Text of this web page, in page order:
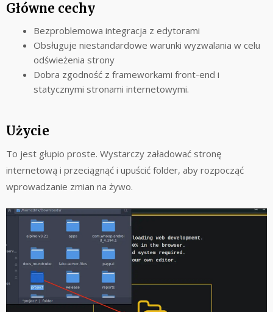
Główne cechy
Bezproblemowa integracja z edytorami
Obsługuje niestandardowe warunki wyzwalania w celu
odświeżenia strony
Dobra zgodność z frameworkami front-end i
statycznymi stronami internetowymi.
Użycie
To jest głupio proste. Wystarczy załadować stronę
internetową i przeciągnąć i upuścić folder, aby rozpocząć
wprowadzanie zmian na żywo.